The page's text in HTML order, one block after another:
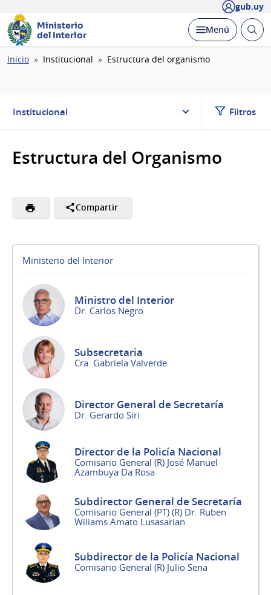
gub.uy
Ministerio
del Interior
Desplegar
Menú Abrir
Ruta
Inicio Institucional Estructura del organismo
Institucional Filtros
Estructura del Organismo
Compartir
Ministerio del Interior
Ministro del Interior
Dr. Carlos Negro
Subsecretaria
Cra. Gabriela Valverde
Director General de Secretaría
Dr. Gerardo Siri
Director de la Policía Nacional
Comisario General (R) José Manuel
Azambuya Da Rosa
Subdirector General de Secretaría
Comisario General (PT) (R) Dr. Ruben
Wiliams Amato Lusasarian
Subdirector de la Policía Nacional
Comisario General (R) Julio Sena